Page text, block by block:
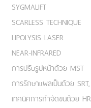
SYGMALIFT
SCARLESS TECHNIQUE
LIPOLYSIS LASER
NEAR-INFRARED
การปรับรูปหน้าด้วย MST
การรักษาแผลเป็นด้วย
เทคนิคการกำจัดขนด้วย